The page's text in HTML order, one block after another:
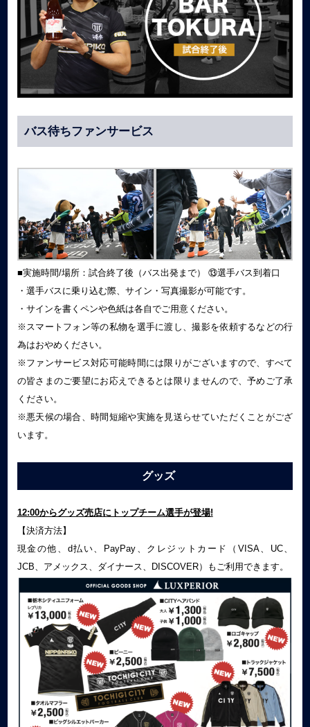
バス待ちファンサービス
■実施時間/場所：試合終了後（バス出発まで） ⑬選手バス到着口
・選手バスに乗り込む際、サイン・写真撮影が可能です。
・サインを書くペンや色紙は各自でご用意ください。
※スマートフォン等の私物を選手に渡し、撮影を依頼するなどの行
為はおやめください。
※ファンサービス対応可能時間には限りがございますので、すべて
の皆さまのご要望にお応えできるとは限りませんので、予めご了承
ください。
※悪天候の場合、時間短縮や実施を見送らせていただくことがござ
います。
グッズ
12:00からグッズ売店にトップチーム選手が登場!
【決済方法】
現金の他、d払い、
PayPay 、クレジットカード（ VISA、 UC、
JCB、アメックス、ダイナース、 DISCOVER）もご利用できます。